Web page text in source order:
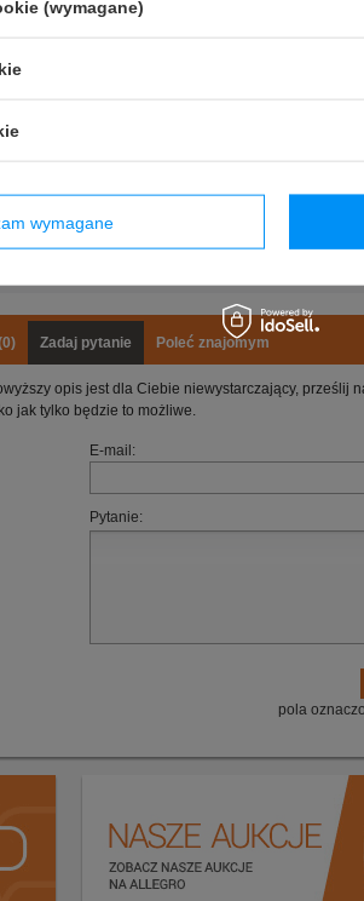
zestaw upamiętniająca sukcesy TGR w sezonie 2018
została wydana po zakończeniu sezonu WRC,
Stan:
Nowy
Marka:
Toyota Gazoo Racing
Zadaj pytanie Poleć znajomym
opis jest dla Ciebie niewystarczający, prześlij
jak tylko będzie to możliwe.
E-mail:
Pytanie:
pola
(wymagane)
wymagane